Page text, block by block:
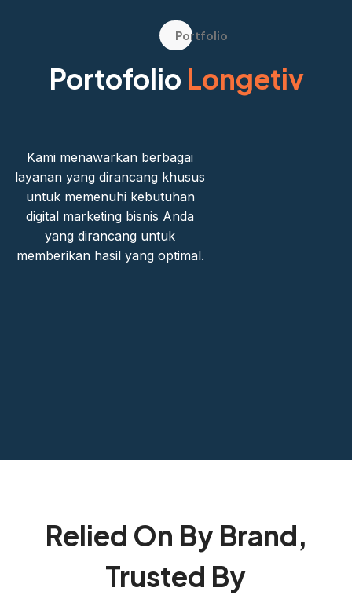
Portfolio
Portofolio Longetiv
Kami menawarkan berbagai
layanan yang dirancang khusus
untuk memenuhi kebutuhan
digital marketing bisnis Anda
yang dirancang untuk
memberikan hasil yang optimal.
Relied On By Brand,
Trusted By